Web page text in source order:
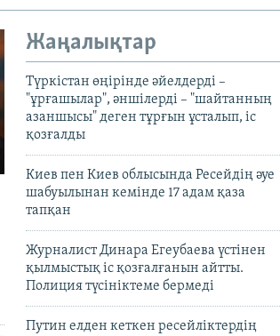
Жаңалықтар
Түркістан өңірінде әйелдерді –
"ұрғашылар", әншілерді – "шайтанның
азаншысы" деген тұрғын ұсталып, іс
қозғалды
Киев пен Киев облысында Ресейдің әуе
шабуылынан кемінде 17 адам қаза
тапқан
Журналист Динара Егеубаева үстінен
қылмыстық іс қозғалғанын айтты.
Полиция түсініктеме бермеді
Путин елден кеткен ресейліктердің